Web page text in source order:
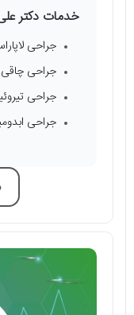
خدمات دکتر
جراحی
جراحی چاقی
جراحی
جراحی